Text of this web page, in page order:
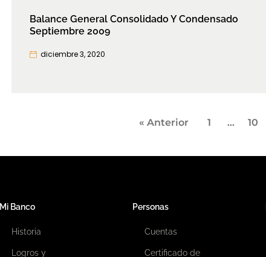
Balance General Consolidado Y Condensado
Septiembre 2009
diciembre 3, 2020
Paginación
« Anterior 1 … 10
Mi Banco
Historia
Logros y
Personas
Cuentas
Certificado de